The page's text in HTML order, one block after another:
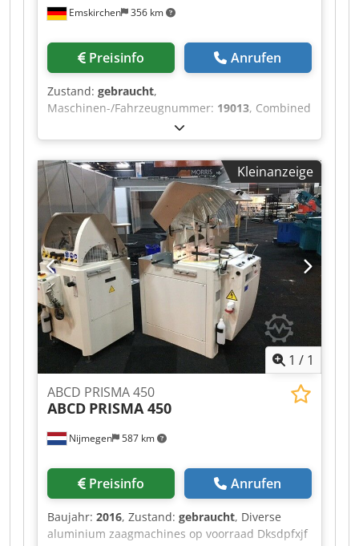
Emskirchen 356 km
Preisinfo Anrufen
Zustand: gebraucht,
Maschinen-/Fahrzeugnummer: 19013, Combined
copying milling machine - lathe MICHÄL KÄMPF
Online-Video-Inspection by Skype-Video We
would be very pleased with your visit - more
machines on Stock Available Immediately - Can
be inspect Dkjdpfx Aeh Axryjkxsr On Stock
Emskirchen / Nürnberg - Can be test
Kleinanzeige
1 / 1
Nijmegen 587 km
ABCD PRISMA 450
ABCD PRISMA 450
Preisinfo Anrufen
Baujahr: 2016, Zustand: gebraucht, Diverse
aluminium zaagmachines op voorraad Dksdpfxjf